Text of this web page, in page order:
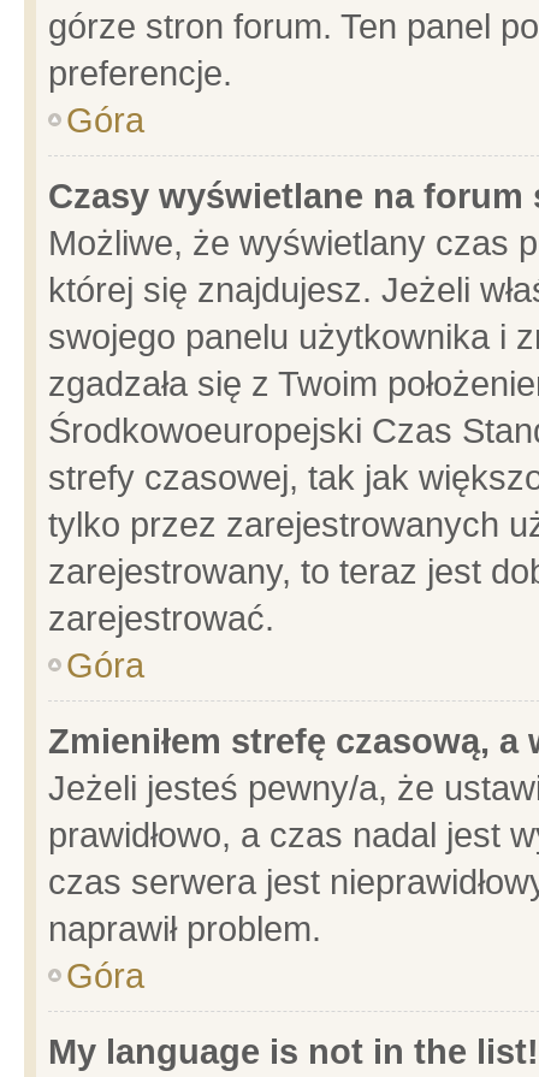
górze stron forum. Ten panel
preferencje.
Góra
Czasy wyświetlane na forum
Możliwe, że wyświetlany czas
której się znajdujesz. Jeżeli
swojego panelu użytkownika i
zgadzała się z Twoim
Środkowoeuropejski Czas
strefy czasowej, tak jak
tylko przez zarejestrowanych
zarejestrowany, to teraz jest
zarejestrować.
Góra
Zmieniłem strefę czasową,
Jeżeli jesteś pewny/a, że
prawidłowo, a czas nadal jest
czas serwera jest
naprawił problem.
Góra
My language is not in the list!